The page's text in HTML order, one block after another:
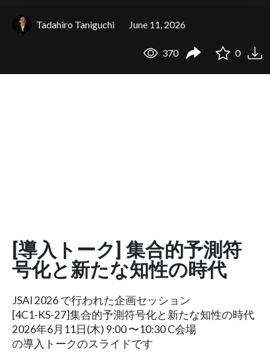
Tadahiro Taniguchi June 11, 2026
370 0
[導入トーク] 集合的予測符
号化と新たな知性の時代
JSAI 2026 で行われた企画セッション
[4C1-KS-27]集合的予測符号化と新たな知性の時代
2026年6月11日(木) 9:00 〜10:30 C会場
の導入トークのスライドです